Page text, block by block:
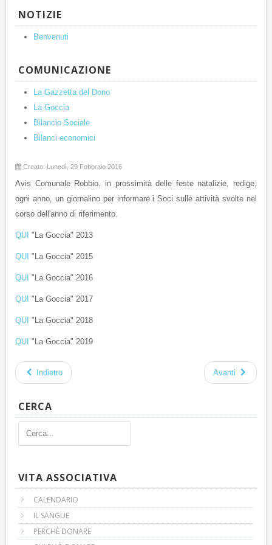
NOTIZIE
Benvenuti
COMUNICAZIONE
La Gazzetta del Dono
La Goccia
Bilancio Sociale
Bilanci economici
Creato: Lunedì, 29 Febbraio 2016
Avis Comunale Robbio, in prossimità delle feste natalizie, redige,
ogni anno, un giornalino per informare i Soci sulle attività svolte nel
corso dell'anno di riferimento.
QUI "La Goccia" 2013
QUI "La Goccia" 2015
QUI "La Goccia" 2016
QUI "La Goccia" 2017
QUI "La Goccia" 2018
QUI "La Goccia" 2019
Indietro Avanti
CERCA
VITA ASSOCIATIVA
CALENDARIO
IL SANGUE
PERCHÈ DONARE